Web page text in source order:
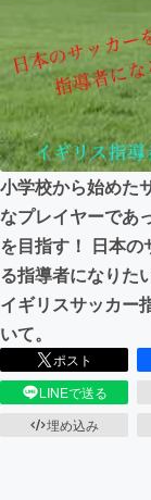
テク
映像
ビジ
まち
小学校から始めた
なプレイヤーであ
を目指す！ 日本の
る指導者になりた
イギリスサッカー
いて。
ポスト
LINEで送る
埋め込み